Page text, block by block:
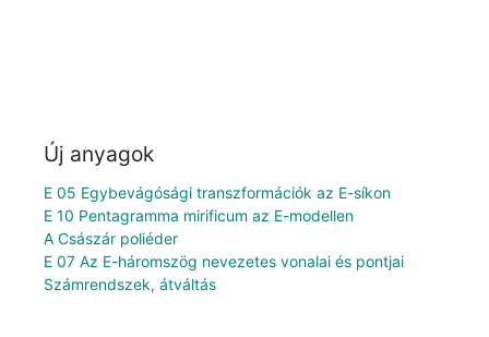
Új anyagok
E 05 Egybevágósági transzformációk az E-síkon
E 10 Pentagramma mirificum az E-modellen
A Császár poliéder
E 07 Az E-háromszög nevezetes vonalai és pontjai
Számrendszek, átváltás